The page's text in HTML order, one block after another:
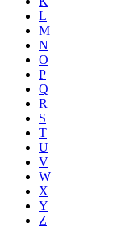
L
M
N
O
P
Q
R
S
T
U
V
W
X
Y
Z